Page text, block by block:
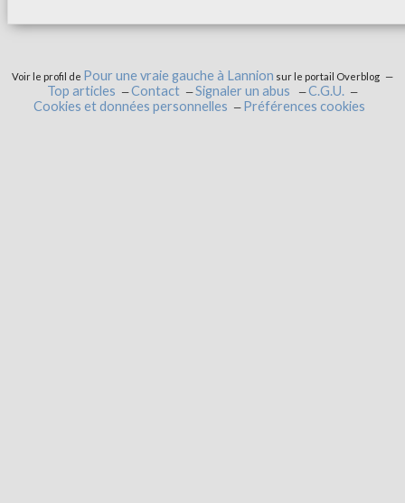
Voir le profil de Pour une vraie gauche à Lannion sur le portail Overblog
Top articles Contact Signaler un abus
C.G.U.
Cookies et données personnelles
Préférences cookies